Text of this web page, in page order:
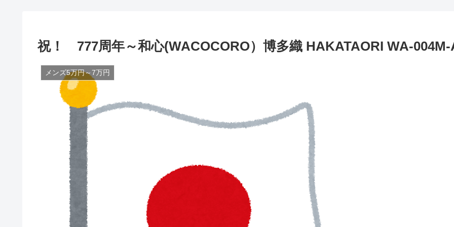
祝！ 777周年～和心(WACOCORO）博多織 HAKATAORI WA-004M-
メンズ5万円～7万円